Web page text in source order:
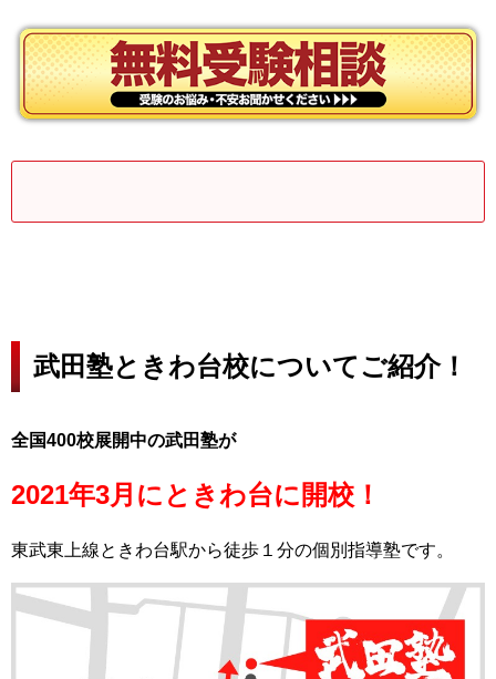
武田塾ときわ台校についてご紹介！
全国400校展開中の武田塾が
2021年3月にときわ台に開校！
東武東上線ときわ台駅から徒歩１分の個別指導塾です。